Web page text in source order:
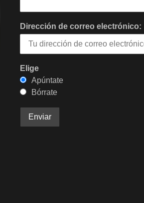
Dirección de correo electrónico:
Elige
Apúntate
Bórrate